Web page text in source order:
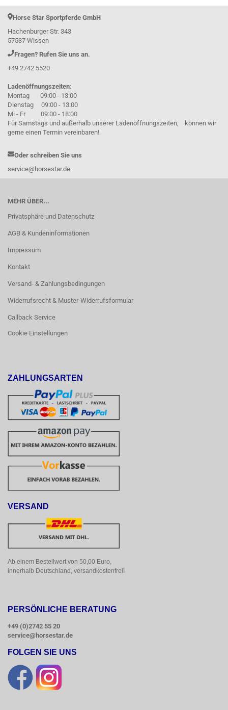
Horse Star Sportpferde GmbH
Hachenburger Str. 343
57537 Wissen
Fragen? Rufen Sie uns an.
+49 2742 5520
Ladenöffnungszeiten:
Montag 09:00 - 13:00
Dienstag 09:00 - 13:00
Mi - Fr 09:00 - 18:00
Für Samstags und außerhalb unserer Ladenöffnungszeiten, können wir
gerne einen Termin vereinbaren!
Oder schreiben Sie uns
service@horsestar.de
MEHR ÜBER...
Privatsphäre und Datenschutz
AGB & Kundeninformationen
Impressum
Kontakt
Versand- & Zahlungsbedingungen
Widerrufsrecht & Muster-Widerrufsformular
Callback Service
Cookie Einstellungen
ZAHLUNGSARTEN
VERSAND
Ab einem Bestellwert von 50,00 Euro,
innerhalb Deutschland, versandkostenfrei!
PERSÖNLICHE BERATUNG
+49 (0)2742 55 20
service@horsestar.de
FOLGEN SIE UNS